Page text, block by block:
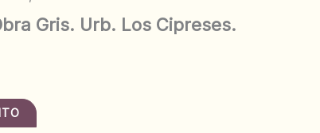
Gris. Urb. Los Cipreses.